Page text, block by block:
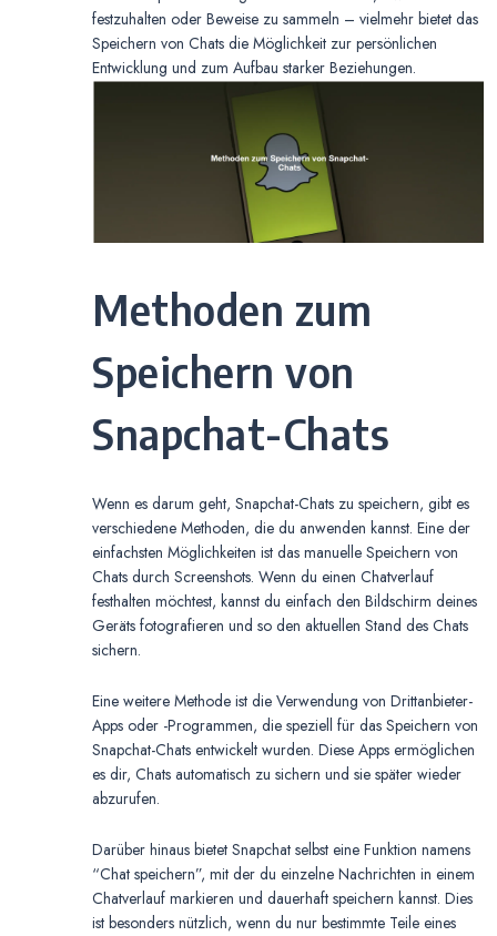
festzuhalten oder Beweise zu sammeln – vielmehr bietet das
Speichern von Chats die Möglichkeit zur persönlichen
Entwicklung und zum Aufbau starker Beziehungen.
Methoden zum
Speichern von
Snapchat-Chats
Wenn es darum geht, Snapchat-Chats zu speichern, gibt es
verschiedene Methoden, die du anwenden kannst. Eine der
einfachsten Möglichkeiten ist das manuelle Speichern von
Chats durch Screenshots. Wenn du einen Chatverlauf
festhalten möchtest, kannst du einfach den Bildschirm deines
Geräts fotografieren und so den aktuellen Stand des Chats
sichern.
Eine weitere Methode ist die Verwendung von Drittanbieter-
Apps oder -Programmen, die speziell für das Speichern von
Snapchat-Chats entwickelt wurden. Diese Apps ermöglichen
es dir, Chats automatisch zu sichern und sie später wieder
abzurufen.
Darüber hinaus bietet Snapchat selbst eine Funktion namens
“Chat speichern”, mit der du einzelne Nachrichten in einem
Chatverlauf markieren und dauerhaft speichern kannst. Dies
ist besonders nützlich, wenn du nur bestimmte Teile eines